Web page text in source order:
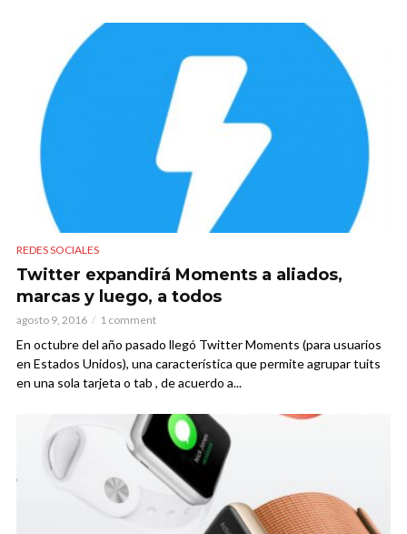
REDES SOCIALES
Twitter expandirá Moments a aliados,
marcas y luego, a todos
agosto 9, 2016 1 comment
En octubre del año pasado llegó Twitter Moments (para usuarios
en Estados Unidos), una característica que permite agrupar tuits
en una sola tarjeta o tab , de acuerdo a...